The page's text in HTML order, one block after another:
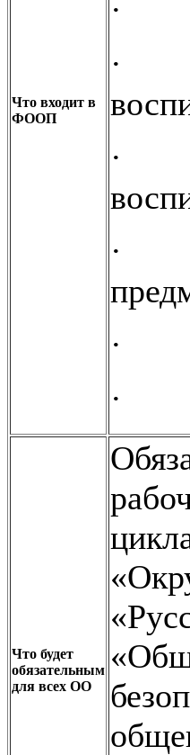
Что входит в
ФООП
·
·
·
·
·
·
Что будет
обязательным
для всех ОО